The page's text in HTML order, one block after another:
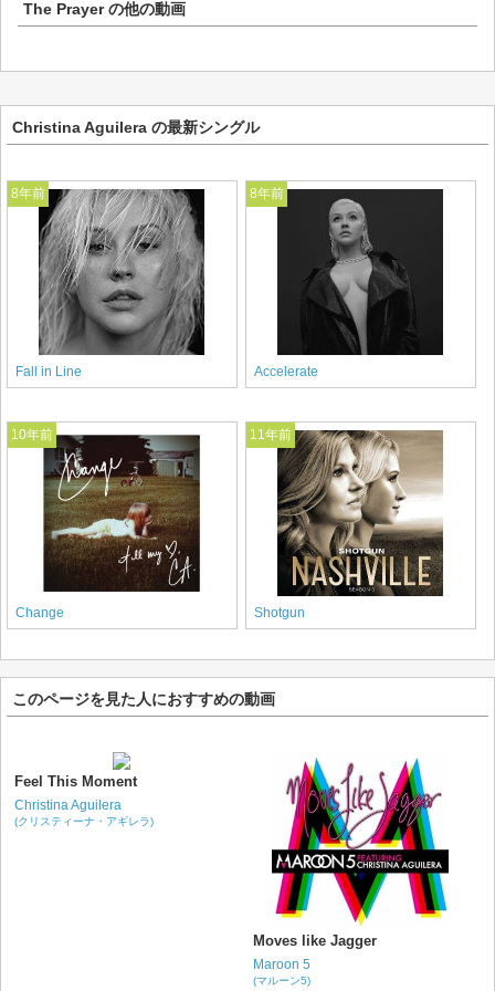
The Prayerの他の動画
Christina Aguilera の最新シングル
8年前
Fall in Line
8年前
Accelerate
10年前
Change
11年前
Shotgun
このページを見た人におすすめの動画
Feel This Moment
Christina Aguilera
(クリスティーナ・アギレラ)
Moves like Jagger
Maroon 5
(マルーン5)